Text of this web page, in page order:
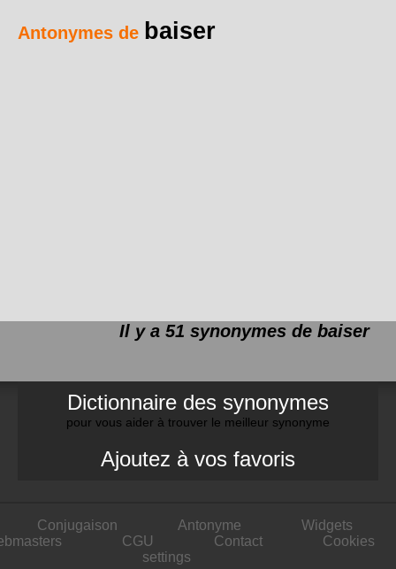
Antonymes de baiser
Il y a 51 synonymes de baiser
Dictionnaire des synonymes
pour vous aider à trouver le meilleur synonyme
Ajoutez à vos favoris
Conjugaison Antonyme
Widgets
CGU Contact
Cookies
settings